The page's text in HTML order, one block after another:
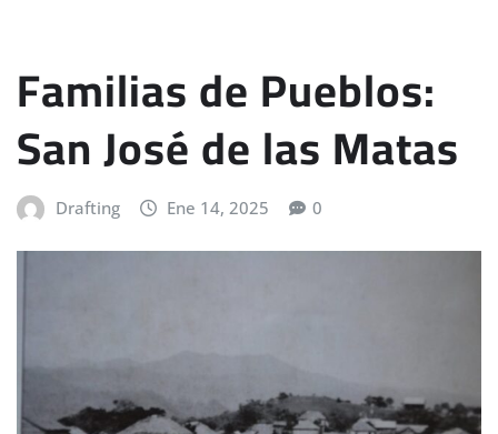
Familias de Pueblos:
San José de las Matas
Drafting Ene 14, 2025 0